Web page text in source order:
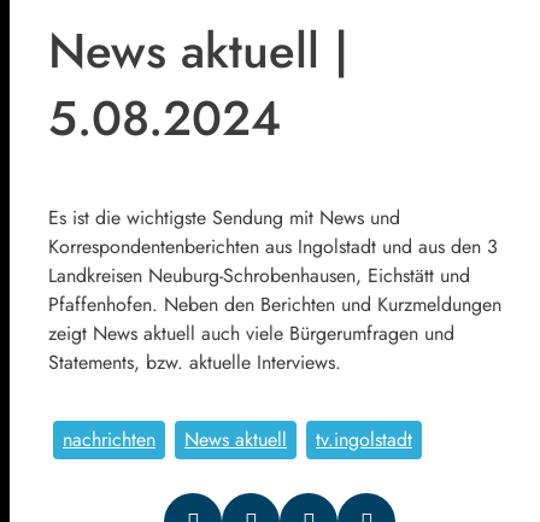
News aktuell |
5.08.2024
Es ist die wichtigste Sendung mit News und
Korrespondentenberichten aus Ingolstadt und aus den 3
Landkreisen Neuburg-Schrobenhausen, Eichstätt und
Pfaffenhofen. Neben den Berichten und Kurzmeldungen
zeigt News aktuell auch viele Bürgerumfragen und
Statements, bzw. aktuelle Interviews.
nachrichten News aktuell tv.ingolstadt